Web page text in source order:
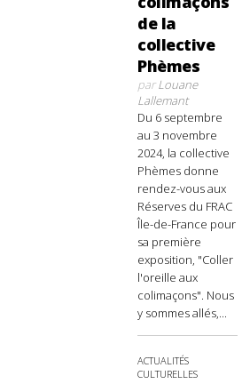
de la
collective
Phèmes
parLouane
Lallemant
Du 6 septembre
au 3 novembre
2024, la collective
Phèmes donne
rendez-vous aux
Réserves du FRAC
Île-de-France pour
sa première
exposition, "Coller
l'oreille aux
colimaçons". Nous
y sommes allés,...
ACTUALITÉS
CULTURELLES